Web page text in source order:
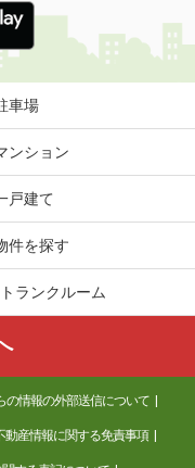
車場
ンション
戸建て
件を探す
ランクルーム
の情報の外部送信について
動産情報に関する免責事項